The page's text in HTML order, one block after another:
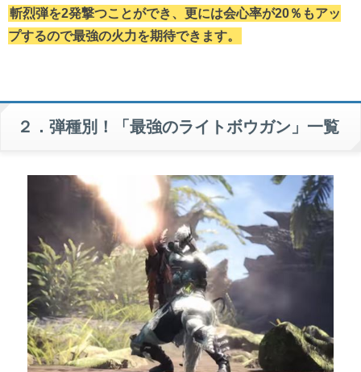
斬烈弾を2発撃つことができ、更には会心率が20％もアッ
プするので最強の火力を期待できます。
２．弾種別！「最強のライトボウガン」一覧